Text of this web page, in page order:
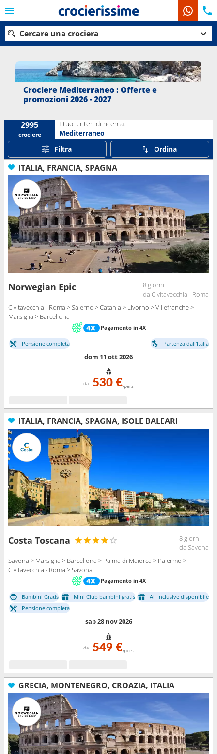
Cercare una crociera
Le nostre destinazioni
Porti
Ricerca
Crociere Mediterraneo : Offerte e
promozioni 2026 - 2027
2995
crociere
I tuoi criteri di ricerca:
Mediterraneo
Filtra
Ordina
ITALIA, FRANCIA, SPAGNA
Norwegian Epic
8 giorni
da Civitavecchia - Roma
Civitavecchia - Roma > Salerno > Catania > Livorno > Villefranche >
Marsiglia > Barcellona
Pagamento in 4X
Pensione completa Partenza dall'Italia
dom 11 ott 2026
da 530 €/pers
ITALIA, FRANCIA, SPAGNA, ISOLE BALEARI
Costa Toscana
8 giorni
da Savona
Savona > Marsiglia > Barcellona > Palma di Maiorca > Palermo >
Civitavecchia - Roma > Savona
Pagamento in 4X
Bambini Gratis Mini Club bambini gratis
All Inclusive disponibile
Pensione completa
sab 28 nov 2026
da 549 €/pers
GRECIA, MONTENEGRO, CROAZIA, ITALIA